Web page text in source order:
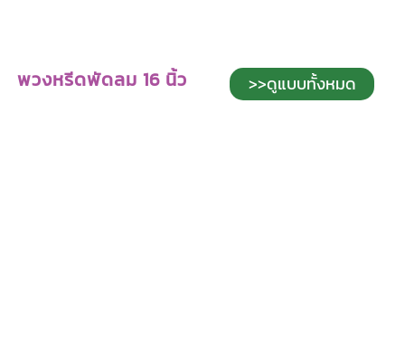
พวงหรีดพัดลม 16 นิ้ว >>ดูแบบทั้งหมด